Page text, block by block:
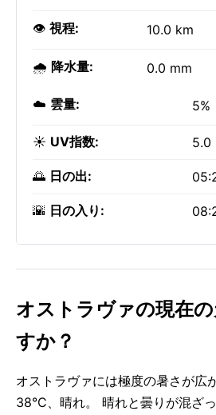
👁️ 視程: 10.0 km
🌧️ 降水量: 0.0 mm
☁️ 雲量: 5%
☀️ UV指数: 5.0
🌅 日の出:
🌇 日の入り:
オストラヴァの現在
すか？
オストラヴァには極度の暑さが広
38°C、晴れ。 晴れと曇りが混ざ